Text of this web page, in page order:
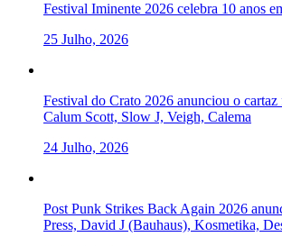
Festival Iminente 2026 celebra 10 anos
25 Julho, 2026
Festival do Crato 2026 anunciou o
Calum Scott, Slow J, Veigh, Calema
24 Julho, 2026
Post Punk Strikes Back Again 2026
Press, David J (Bauhaus), Kosmetika,